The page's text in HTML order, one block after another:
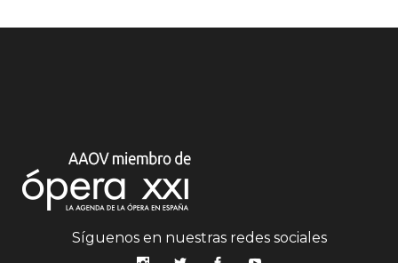
Síguenos en nuestras redes sociales